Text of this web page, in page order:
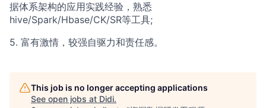
据体系架构的应用实践经验，熟悉
hive/Spark/Hbase/CK/SR等工具;
5. 富有激情，较强自驱力和责任感。
This job is no longer accepting applications
See open jobs at Didi.